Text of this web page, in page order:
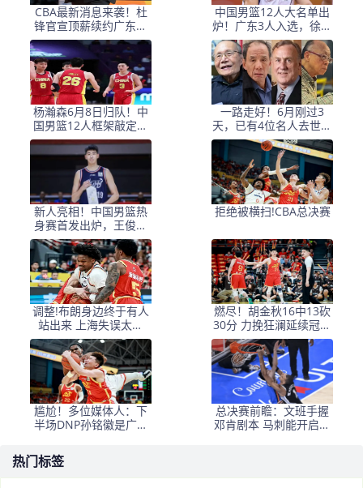
CBA最新消息来袭！杜
锋官宣顶薪续约广东男
篮，杨鸣婉拒执教北控
中国男篮12人大名单出
炉！广东3人入选，徐昕
国家队首秀，胡明轩轮
休
杨瀚森6月8日归队！中
国男篮12人框架敲定，
锋线王牌竟是他？
一路走好！6月刚过3
天，已有4位名人去世，
姚明等人发文悼念
新人亮相！中国男篮热
身赛首发出炉，王俊杰
领衔+徐昕坐镇禁区
拒绝被横扫!CBA总决赛
调整!布朗身边终于有人
站出来 上海失误太多
+犯规困扰
燃尽！胡金秋16中13砍
30分 力挽狂澜延续冠军
悬念
尴尬！多位媒体人：下
半场DNP孙铭徽是广厦
总决赛前瞻：文班手握
邓肯剧本 马刺能开启新
热门标签